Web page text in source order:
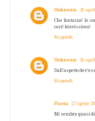
Unknown 26
Che fantasia! Io
così! bravissima!
Rispondi
Unknown 26
Dall'aspetto
Rispondi
Flavia 27 aprile
Mi sembra quasi